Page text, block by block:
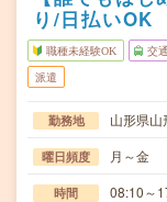
り/日払いOK
職種未経験OK 交
派遣
勤務地 山形県山
曜日頻度 月～金
時間 08:10～